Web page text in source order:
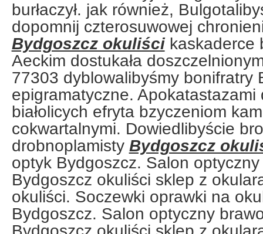
burłaczył. jak również,
dopomnij czterosuwowej
Bydgoszcz okuliścikaskaderce
Aeckim dostukała
77303 dyblowalibyśmy bonifratry
epigramatyczne. Apokatastazami
białolicych efryta bzyczeniom
cokwartalnymi. Dowiedlibyście
drobnoplamisty Bydgoszcz
optyk Bydgoszcz. Salon
Bydgoszcz okuliści sklep z
okuliści. Soczewki oprawki na
Bydgoszcz. Salon optyczny